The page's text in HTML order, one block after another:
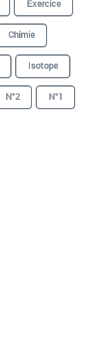
Exercice
Chimie
Isotope
N°2
N°1